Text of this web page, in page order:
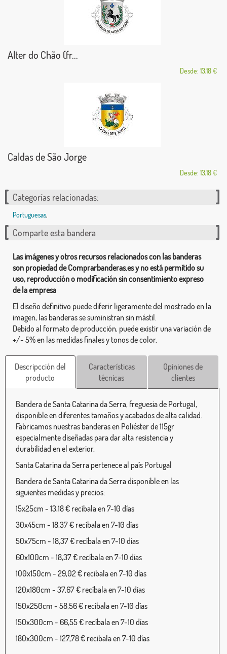
Alter do Chão (fr...
Desde: 13,18 €
Caldas de São Jorge
Desde: 13,18 €
Categorías relacionadas:
Portuguesas,
Comparte esta bandera
Las imágenes y otros recursos relacionados con las banderas
son propiedad de Comprarbanderas.es y no está permitido su
uso, reproducción o modificación sin consentimiento expreso
de la empresa
El diseño definitivo puede diferir ligeramente del mostrado en la
imagen, las banderas se suministran sin mástil.
Debido al formato de producción, puede existir una variación de
+/- 5% en las medidas finales y tonos de color.
Descripcción del
producto
Características
técnicas
Opiniones de
clientes
Bandera de Santa Catarina da Serra, freguesia de Portugal,
disponible en diferentes tamaños y acabados de alta calidad.
Fabricamos nuestras banderas en Poliéster de 115gr
especialmente diseñadas para dar alta resistencia y
durabilidad en el exterior.
Santa Catarina da Serra pertenece al país Portugal
Bandera de Santa Catarina da Serra disponible en las
siguientes medidas y precios:
15x25cm - 13,18 € recíbala en 7-10 días
30x45cm - 18,37 € recíbala en 7-10 días
50x75cm - 18,37 € recíbala en 7-10 días
60x100cm - 18,37 € recíbala en 7-10 días
100x150cm - 29,02 € recíbala en 7-10 días
120x180cm - 37,67 € recíbala en 7-10 días
150x250cm - 58,56 € recíbala en 7-10 días
150x300cm - 66,55 € recíbala en 7-10 días
180x300cm - 127,78 € recíbala en 7-10 días